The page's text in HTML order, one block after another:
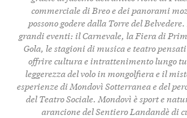
commerciale di Breo e dei panorami
possono godere dalla Torre del
grandi eventi: il Carnevale, la Fiera di
Gola, le stagioni di musica e teatro
offrire cultura e intrattenimento lungo
leggerezza del volo in mongolfiera e il
esperienze di Mondovì Sotterranea e del
del Teatro Sociale. Mondovì è sport e
arancione delSentiero Landandèdi